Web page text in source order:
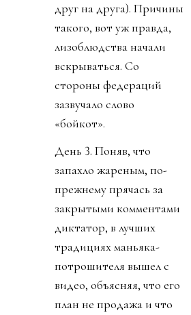
друг на друга). Причины
такого, вот уж правда,
лизоблюдства начали
вскрываться. Со
стороны федераций
зазвучало слово
«бойкот».
День 3. Поняв, что
запахло жареным, по-
прежнему прячась за
закрытыми комментами
диктатор, в лучших
традициях маньяка-
потрошителя вышел с
видео, объясняя, что его
план не продажа и что